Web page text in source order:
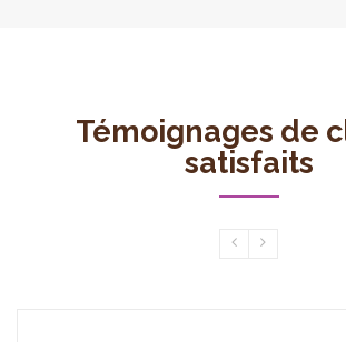
Témoignages de
satisfaits